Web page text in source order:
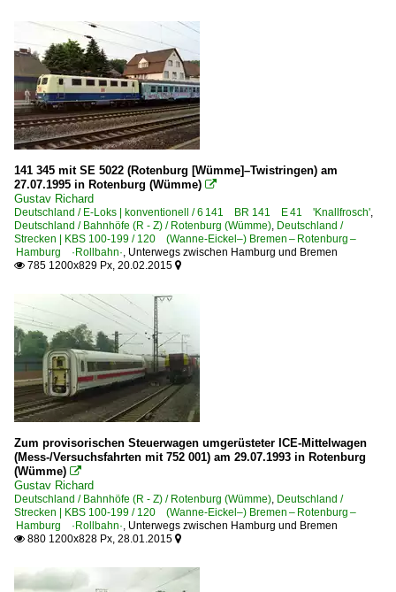
141 345 mit SE 5022 (Rotenburg [Wümme]–Twistringen) am
27.07.1995 in Rotenburg (Wümme) 
Gustav Richard
Deutschland / E-Loks | konventionell / 6 141 BR 141 E 41 'Knallfrosch',
Deutschland / Bahnhöfe (R - Z) / Rotenburg (Wümme), Deutschland /
Strecken | KBS 100-199 / 120 (Wanne-Eickel–) Bremen – Rotenburg –
Hamburg ·Rollbahn·, Unterwegs zwischen Hamburg und Bremen
 785 1200x829 Px, 20.02.2015 
Zum provisorischen Steuerwagen umgerüsteter ICE-Mittelwagen
(Mess-/Versuchsfahrten mit 752 001) am 29.07.1993 in Rotenburg
(Wümme) 
Gustav Richard
Deutschland / Bahnhöfe (R - Z) / Rotenburg (Wümme), Deutschland /
Strecken | KBS 100-199 / 120 (Wanne-Eickel–) Bremen – Rotenburg –
Hamburg ·Rollbahn·, Unterwegs zwischen Hamburg und Bremen
 880 1200x828 Px, 28.01.2015 